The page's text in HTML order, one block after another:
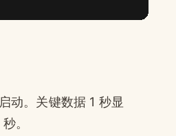
动。关键数据 1 秒显
。